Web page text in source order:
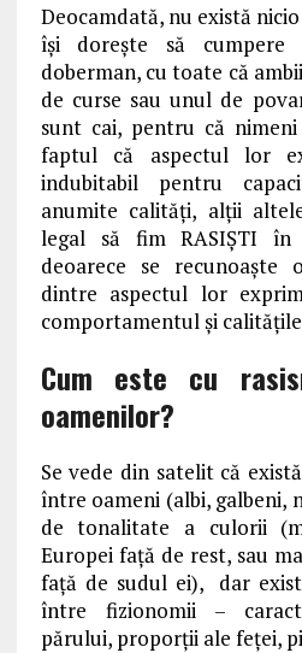
Deocamdată, nu există
își dorește să
doberman, cu toate că
de curse sau unul de
sunt cai, pentru că
faptul că aspectul lor
indubitabil pentru
anumite calități, alții
legal să fim RASIȘTI în
deoarece se recunoaște
dintre aspectul lor
comportamentul și
Cum este cu
oamenilor?
Se vede din satelit că
între oameni (albi, galbeni,
de tonalitate a culorii
Europei față de rest, sau
față de sudul ei), dar
între fizionomii –
părului, proporții ale feței,